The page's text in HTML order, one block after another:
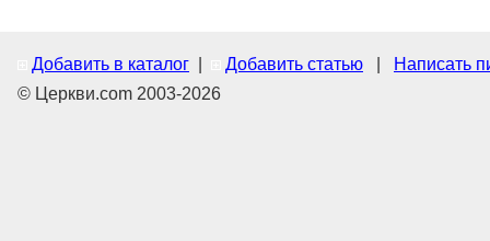
Добавить в каталог Добавить статью
Написать
© Церкви.com 2003-2026